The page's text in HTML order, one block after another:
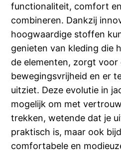
functionaliteit, comfort
combineren. Dankzij
hoogwaardige stoffen
genieten van kleding die
de elementen, zorgt voor
bewegingsvrijheid en er
uitziet. Deze evolutie in
mogelijk om met
trekken, wetende dat je
praktisch is, maar ook
comfortabele en